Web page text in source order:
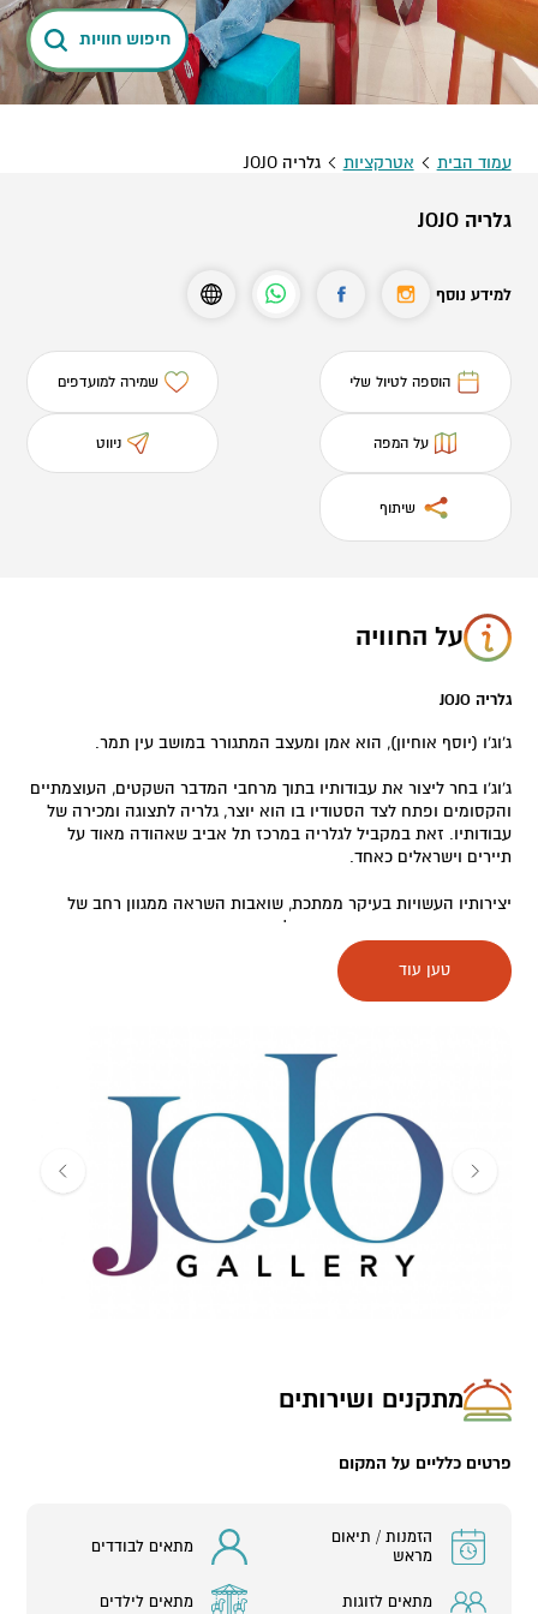
חיפוש חוויות
עמוד הבית אטרקציות גלריה JOJO
גלריה JOJO
למידע נוסף
הוספה לטיול שלי שמירה למועדפים
על המפה ניווט
שיתוף
על החוויה
גלריה JOJO
ג’וג’ו (יוסף אוחיון), הוא אמן ומעצב המתגורר במושב עין תמר.
ג'וג'ו בחר ליצור את עבודותיו בתוך מרחבי המדבר השקטים, העוצמתיים
והקסומים ופתח לצד הסטודיו בו הוא יוצר, גלריה לתצוגה ומכירה של
עבודותיו. זאת במקביל לגלריה במרכז תל אביב שאהודה מאוד על
תיירים וישראלים כאחד.
יצירותיו העשויות בעיקר ממתכת, שואבות השראה ממגוון רחב של
מקורות וממזגות בין עיצוב אתני לבין תפיסות עיצוב מערביות וטכניקות
עכשוויות וייחודיות. מיזוג זה מקנה ליצירותיו את אופיין המקורי,
כמבקשות למתוח את הגבולות ולחקור כל העת אפשרויות חדשות
ומפתיעות מבחינה ויזואלית.
בארצות הברית, בארצות אירופה, באוסטרליה, בסין ועוד, ומוצגות
בעשרות גלריות במקומות שונים בעולם. עבודותיו מוצבות בחללי מגורים
פרטיים, בחללים ציבוריים, בבתי עסק, בבתי מלון גדולים ועוד.
בסטודיו תוכלו להציץ על תהליך היצירה המלווה במפגש אישי והסבר
ואף להתנסות בעצמכם ביצירה מקורית. חוויה מקומית ואותנטית
בגלריה של אמן בינלאומי.
לכתבה על הגלריה של JOJO
טען עוד
מתקנים ושירותים
פרטים כלליים על המקום
הזמנות / תיאום
מראש
מתאים לבודדים
מתאים לזוגות מתאים לילדים